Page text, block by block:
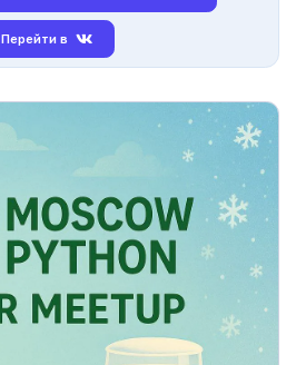
Перейти в